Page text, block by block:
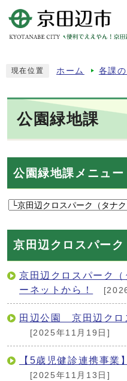
現在位置 ホーム 各課
公園緑地課
公園緑地課メニュー
京田辺クロスパーク
京田辺クロスパーク
ーネットから！
田辺公園 京田辺クロ
[2025年11月19日]
【5歳児健診連携事業
[2025年11月13日]